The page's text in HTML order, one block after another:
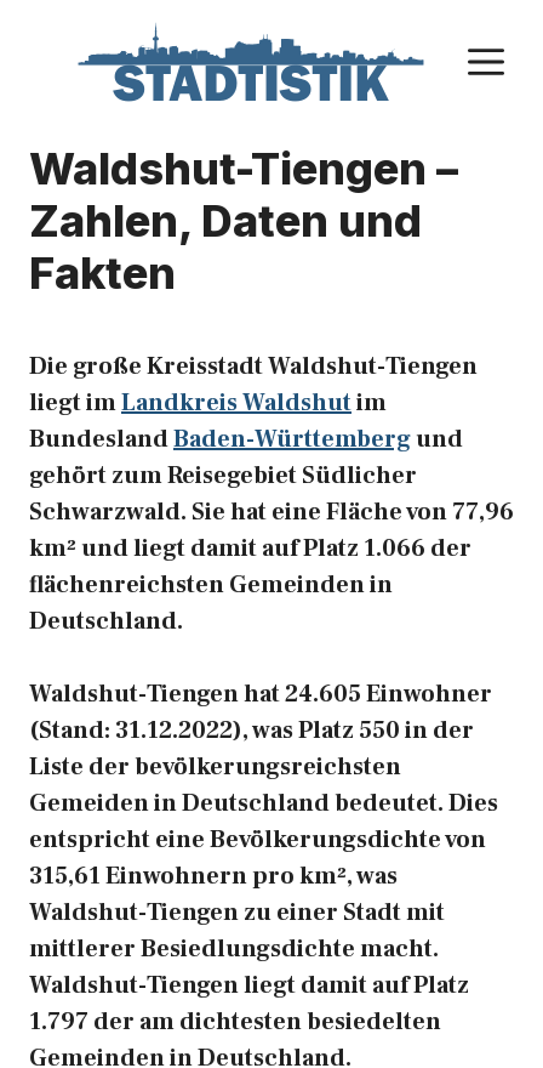
Waldshut-Tiengen –
Zahlen, Daten und
Fakten
Die große Kreisstadt Waldshut-Tiengen
liegt imLandkreis Waldshutim
BundeslandBaden-Württembergund
gehört zum Reisegebiet Südlicher
Schwarzwald. Sie hat eine Fläche von 77,96
km² und liegt damit auf Platz 1.066 der
flächenreichsten Gemeinden in
Deutschland.
Waldshut-Tiengen hat 24.605 Einwohner
(Stand: 31.12.2022), was Platz 550 in der
Liste der bevölkerungsreichsten
Gemeiden in Deutschland bedeutet. Dies
entspricht eine Bevölkerungsdichte von
315,61 Einwohnern pro km², was
Waldshut-Tiengen zu einer Stadt mit
mittlerer Besiedlungsdichte macht.
Waldshut-Tiengen liegt damit auf Platz
1.797 der am dichtesten besiedelten
Gemeinden in Deutschland.